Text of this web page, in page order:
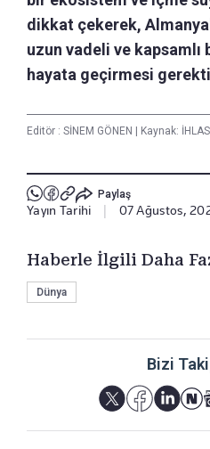
dikkat çekerek,
uzun vadeli ve kapsamlı
hayata geçirmesi
Editör : SİNEM GÖNEN Kaynak:
Paylaş
Yayın Tarihi 07 Ağustos,
Haberle İlgili Daha
Dünya
Bizi